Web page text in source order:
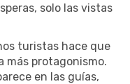
solo las vistas
turistas hace que
más protagonismo.
en las guías,